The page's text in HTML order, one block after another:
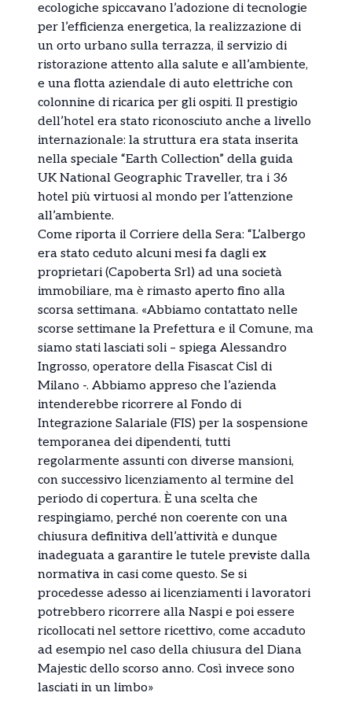
ecologiche spiccavano l’adozione di tecnologie
per l’efficienza energetica, la realizzazione di
un orto urbano sulla terrazza, il servizio di
ristorazione attento alla salute e all’ambiente,
e una flotta aziendale di auto elettriche con
colonnine di ricarica per gli ospiti. Il prestigio
dell’hotel era stato riconosciuto anche a livello
internazionale: la struttura era stata inserita
nella speciale “Earth Collection” della guida
UK National Geographic Traveller, tra i 36
hotel più virtuosi al mondo per l’attenzione
all’ambiente.
Come riporta il Corriere della Sera: “L’albergo
era stato ceduto alcuni mesi fa dagli ex
proprietari (Capoberta Srl) ad una società
immobiliare, ma è rimasto aperto fino alla
scorsa settimana. «Abbiamo contattato nelle
scorse settimane la Prefettura e il Comune, ma
siamo stati lasciati soli – spiega Alessandro
Ingrosso, operatore della Fisascat Cisl di
Milano -. Abbiamo appreso che l’azienda
intenderebbe ricorrere al Fondo di
Integrazione Salariale (FIS) per la sospensione
temporanea dei dipendenti, tutti
regolarmente assunti con diverse mansioni,
con successivo licenziamento al termine del
periodo di copertura. È una scelta che
respingiamo, perché non coerente con una
chiusura definitiva dell’attività e dunque
inadeguata a garantire le tutele previste dalla
normativa in casi come questo. Se si
procedesse adesso ai licenziamenti i lavoratori
potrebbero ricorrere alla Naspi e poi essere
ricollocati nel settore ricettivo, come accaduto
ad esempio nel caso della chiusura del Diana
Majestic dello scorso anno. Così invece sono
lasciati in un limbo»